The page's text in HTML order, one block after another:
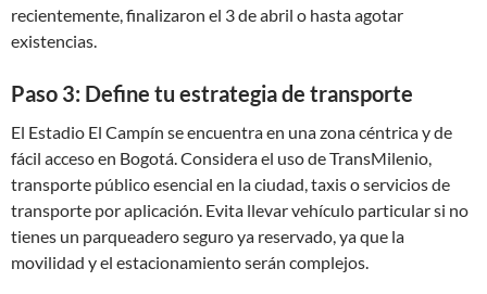
recientemente, finalizaron el 3 de abril o hasta agotar
existencias.
Paso 3: Define tu estrategia de transporte
El Estadio El Campín se encuentra en una zona céntrica y de
fácil acceso en Bogotá. Considera el uso de TransMilenio,
transporte público esencial en la ciudad, taxis o servicios de
transporte por aplicación. Evita llevar vehículo particular si no
tienes un parqueadero seguro ya reservado, ya que la
movilidad y el estacionamiento serán complejos.